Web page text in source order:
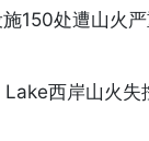
150处遭山火
西岸山火